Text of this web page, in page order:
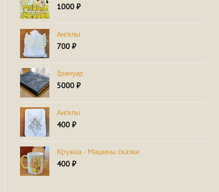
1000 ₽
Ангелы
700 ₽
Гримуар
5000 ₽
Ангелы
400 ₽
Кружка - Машины сказки
400 ₽